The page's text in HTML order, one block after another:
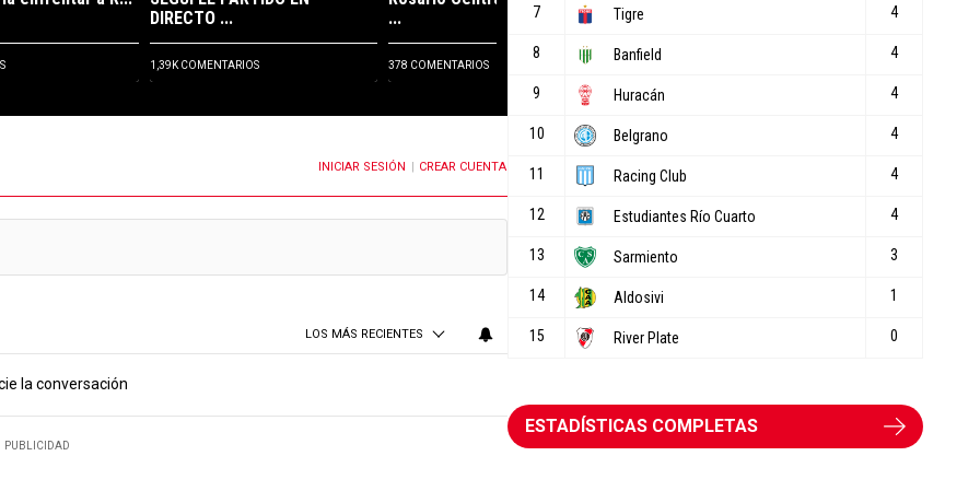
DIRECTO ...
1,39K COMENTARIOS
...
378 COMENTARIOS
CUANDO SE PUBLIQUEN NUEVOS COMENTARIOSINICIAR SESIÓN CREAR CUENTA
LOS MÁS RECIENTES
la conversación
PUBLICIDAD
ESTADÍSTICAS COMPLETAS